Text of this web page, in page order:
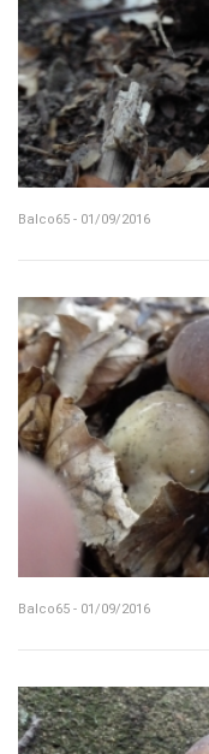
Balco65 - 01/09/2016
Balco65 - 01/09/2016